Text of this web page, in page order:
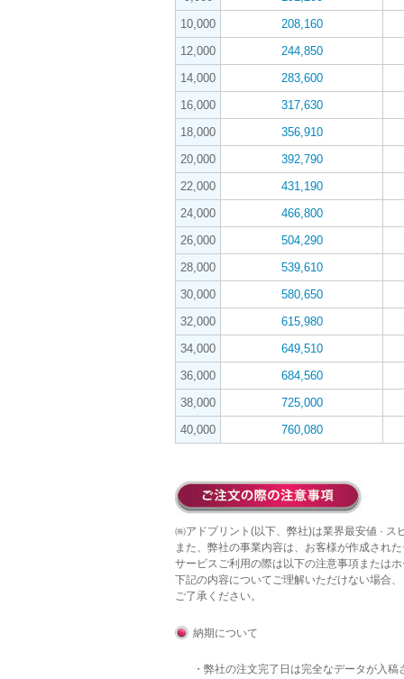
10,000
208,160
12,000
244,850
14,000
283,600
16,000
317,630
18,000
356,910
20,000
392,790
22,000
431,190
24,000
466,800
26,000
504,290
28,000
539,610
30,000
580,650
32,000
615,980
34,000
649,510
36,000
684,560
38,000
725,000
40,000
760,080
㈱アドプリント(以下、弊社)は業界最安値 ·
また、弊社の事業内容は、お客様が作成され
サービスご利用の際は以下の注意事項または
下記の内容についてご理解いただけない場合
ご了承ください。
納期について
・弊社の注文完了日は完全なデータが入